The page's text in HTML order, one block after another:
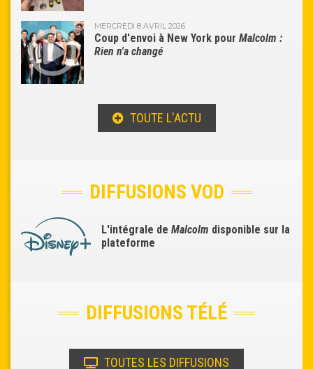
MERCREDI 8 AVRIL 2026
Coup d'envoi à New York pour Malcolm :
Rien n'a changé
TOUTE L'ACTU
DIFFUSIONS VOD
L'intégrale de Malcolm disponible sur la
plateforme
DIFFUSIONS TÉLÉ
TOUTES LES DIFFUSIONS